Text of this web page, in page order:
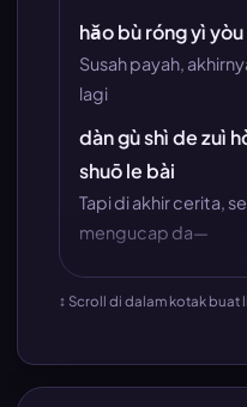
hǎo bù róng yì
Susah payah,
lagi
dàn gù shì de zuì
shuō le bài
Tapi di akhir cerita,
mengucap da—
↕ Scroll di dalam kotak buat